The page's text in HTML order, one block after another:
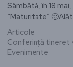
Sâmbătă, în 18
“Maturitate”
Articole
Conferință tineret
Evenimente